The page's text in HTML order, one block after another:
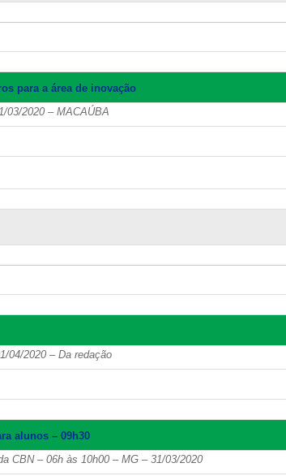
para a área de inovação
03/2020 – MACAÚBA
04/2020 – Da redação
alunos – 09h30
CBN – 06h às 10h00 – MG – 31/03/2020